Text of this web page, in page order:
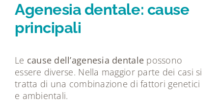
Agenesia dentale: cause
principali
Le cause dell’agenesia dentale possono
essere diverse. Nella maggior parte dei casi si
tratta di una combinazione di fattori genetici
e ambientali.